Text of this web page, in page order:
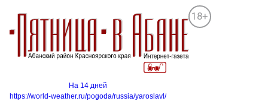
18+
На 14 дней
https://world-weather.ru/pogoda/russia/yaroslavl/